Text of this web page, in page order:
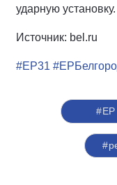
ударную установку.
Источник: bel.ru
#ЕР31
#ЕР